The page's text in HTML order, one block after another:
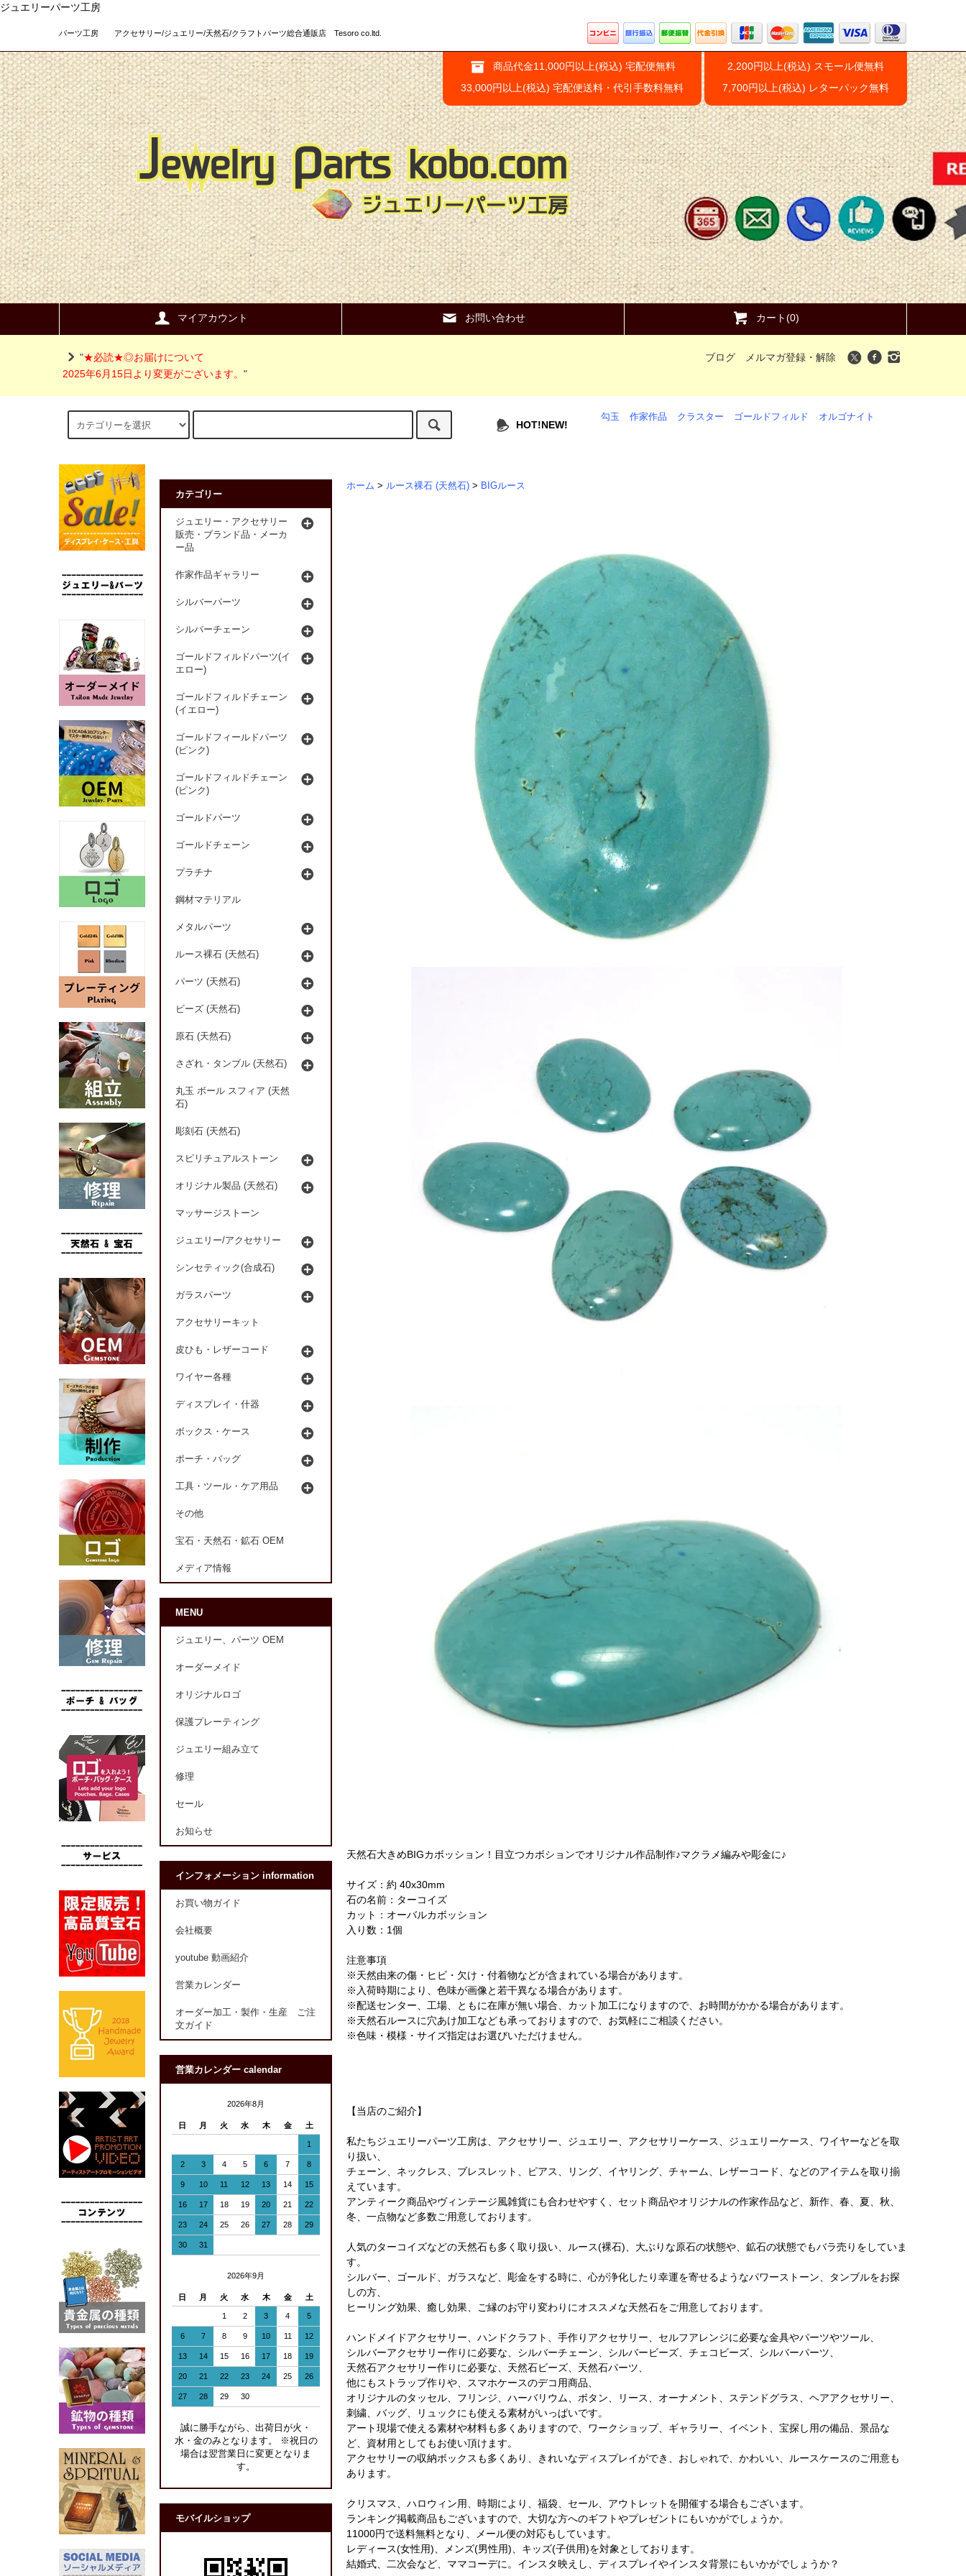
ジュエリーパーツ工房
パーツ工房 アクセサリー/ジュエリー/天然石/クラフトパーツ総合通販店 Tesoro co.ltd.
商品代金11,000円以上(税込) 宅配便無料
33,000円以上(税込) 宅配便送料・代引手数料無料
2,200円以上(税込) スモール便無料
7,700円以上(税込) レターパック無料
マイアカウント お問い合わせ カート(0)
"★必読★◎お届けについて
2025年6月15日より変更がございます。 "
ブログ メルマガ登録・解除
HOT!NEW!
勾玉 作家作品 クラスター ゴールドフィルド オルゴナイト
ホーム > ルース裸石 (天然石) > BIGルース
天然石大きめBIGカボッション！目立つカボションでオリジナル作品制作♪マクラメ編みや彫金に♪
サイズ：約 40x30mm
石の名前：ターコイズ
カット：オーバルカボッション
入り数：1個
注意事項
※天然由来の傷・ヒビ・欠け・付着物などが含まれている場合があります。
※入荷時期により、色味が画像と若干異なる場合があります。
※配送センター、工場、ともに在庫が無い場合、カット加工になりますので、お時間がかかる場合があります。
※天然石ルースに穴あけ加工なども承っておりますので、お気軽にご相談ください。
※色味・模様・サイズ指定はお選びいただけません。
【当店のご紹介】
私たちジュエリーパーツ工房は、アクセサリー、ジュエリー、アクセサリーケース、ジュエリーケース、ワイヤーなどを取
り扱い、
チェーン、ネックレス、ブレスレット、ピアス、リング、イヤリング、チャーム、レザーコード、などのアイテムを取り揃
えています。
アンティーク商品やヴィンテージ風雑貨にも合わせやすく、セット商品やオリジナルの作家作品など、新作、春、夏、秋、
冬、一点物など多数ご用意しております。
人気のターコイズなどの天然石も多く取り扱い、ルース(裸石)、大ぶりな原石の状態や、鉱石の状態でもバラ売りをしていま
す。
シルバー、ゴールド、ガラスなど、彫金をする時に、心が浄化したり幸運を寄せるようなパワーストーン、タンブルをお探
しの方、
ヒーリング効果、癒し効果、ご縁のお守り変わりにオススメな天然石をご用意しております。
ハンドメイドアクセサリー、ハンドクラフト、手作りアクセサリー、セルフアレンジに必要な金具やパーツやツール、
シルバーアクセサリー作りに必要な、シルバーチェーン、シルバービーズ、チェコビーズ、シルバーパーツ、
天然石アクセサリー作りに必要な、天然石ビーズ、天然石パーツ、
他にもストラップ作りや、スマホケースのデコ用商品、
オリジナルのタッセル、フリンジ、ハーバリウム、ボタン、リース、オーナメント、ステンドグラス、ヘアアクセサリー、
刺繍、バッグ、リュックにも使える素材がいっぱいです。
アート現場で使える素材や材料も多くありますので、ワークショップ、ギャラリー、イベント、宝探し用の備品、景品な
ど、資材用としてもお使い頂けます。
アクセサリーの収納ボックスも多くあり、きれいなディスプレイができ、おしゃれで、かわいい、ルースケースのご用意も
あります。
クリスマス、ハロウィン用、時期により、福袋、セール、アウトレットを開催する場合もございます。
ランキング掲載商品もございますので、大切な方へのギフトやプレゼントにもいかがでしょうか。
11000円で送料無料となり、メール便の対応もしています。
レディース(女性用)、メンズ(男性用)、キッズ(子供用)を対象としております。
結婚式、二次会など、ママコーデに。インスタ映えし、ディスプレイやインスタ背景にもいかがでしょうか？
カテゴリー
ジュエリー・アクセサリー
販売・ブランド品・メーカ
ー品
作家作品ギャラリー
シルバーパーツ
シルバーチェーン
ゴールドフィルドパーツ(イ
エロー)
ゴールドフィルドチェーン
(イエロー)
ゴールドフィールドパーツ
(ピンク)
ゴールドフィルドチェーン
(ピンク)
ゴールドパーツ
ゴールドチェーン
プラチナ
鋼材マテリアル
メタルパーツ
ルース裸石 (天然石)
パーツ (天然石)
ビーズ (天然石)
原石 (天然石)
さざれ・タンブル (天然石)
丸玉 ボール スフィア (天然
石)
彫刻石 (天然石)
スピリチュアルストーン
オリジナル製品 (天然石)
マッサージストーン
ジュエリー/アクセサリー
シンセティック(合成石)
ガラスパーツ
アクセサリーキット
皮ひも・レザーコード
ワイヤー各種
ディスプレイ・什器
ボックス・ケース
ポーチ・バッグ
工具・ツール・ケア用品
その他
宝石・天然石・鉱石 OEM
メディア情報
MENU
ジュエリー、パーツ OEM
オーダーメイド
オリジナルロゴ
保護プレーティング
ジュエリー組み立て
修理
セール
お知らせ
インフォメーション information
お買い物ガイド
会社概要
youtube 動画紹介
営業カレンダー
オーダー加工・製作・生産 ご注
文ガイド
営業カレンダー calendar
2026年8月
日 月 火 水 木 金 土
1
2 3 4 5 6 7 8
9 10 11 12 13 14 15
16 17 18 19 20 21 22
23 24 25 26 27 28 29
30 31
2026年9月
日 月 火 水 木 金 土
1 2 3 4 5
6 7 8 9 10 11 12
13 14 15 16 17 18 19
20 21 22 23 24 25 26
27 28 29 30
誠に勝手ながら、出荷日が火・
水・金のみとなります。 ※祝日の
場合は翌営業日に変更となりま
す。
モバイルショップ